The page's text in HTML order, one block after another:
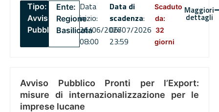
Tipo:
Avviso
Pubblico
Ente:
Regione
Basilicata
Data
inizio:
26/06/2026
08:00
Data di
scadenza:
06/07/2026
23:59
Scaduto
da:
32
giorni
Maggiori
dettagli
Avviso Pubblico Pronti per l’Export:
misure di internazionalizzazione per le
imprese lucane